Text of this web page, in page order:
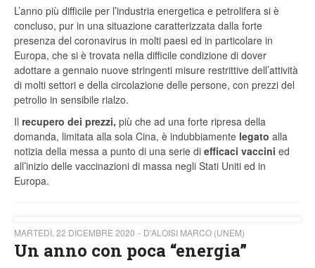
L’anno più difficile per l’industria energetica e petrolifera si è
concluso, pur in una situazione caratterizzata dalla forte
presenza del coronavirus in molti paesi ed in particolare in
Europa, che si è trovata nella difficile condizione di dover
adottare a gennaio nuove stringenti misure restrittive dell’attività
di molti settori e della circolazione delle persone, con prezzi del
petrolio in sensibile rialzo.
Il recupero dei prezzi, più che ad una forte ripresa della
domanda, limitata alla sola Cina, è indubbiamente legato alla
notizia della messa a punto di una serie di efficaci vaccini ed
all’inizio delle vaccinazioni di massa negli Stati Uniti ed in
Europa.
MARTEDÌ, 22 DICEMBRE 2020 D'ALOISI MARCO (UNEM)
Un anno con poca “energia”